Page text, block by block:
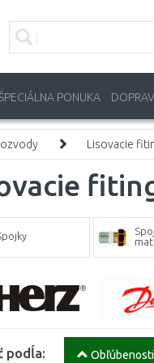
PONUKA
Lisovacie
podĺa: Obľúbenosti